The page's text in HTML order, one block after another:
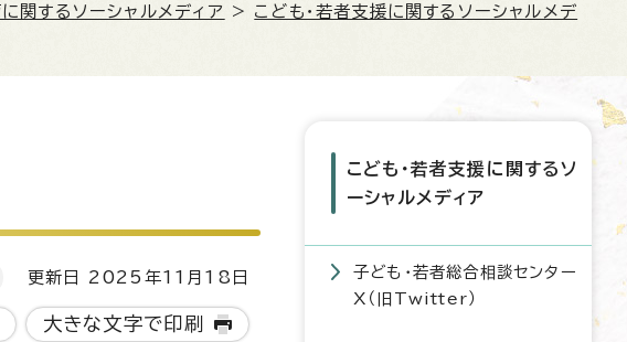
に関するソーシャルメディア > こども・若者支援に関するソーシャルメデ
更新日 2025年11月18日
大きな文字で印刷
こども・若者支援に関するソ
ーシャルメディア
子ども・若者総合相談センター
X（旧Twitter）